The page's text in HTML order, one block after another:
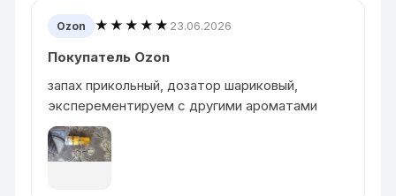
Ozon ★★★★★ 23.06.2026
Покупатель Ozon
запах прикольный, дозатор шариковый,
эксперементируем с другими ароматами